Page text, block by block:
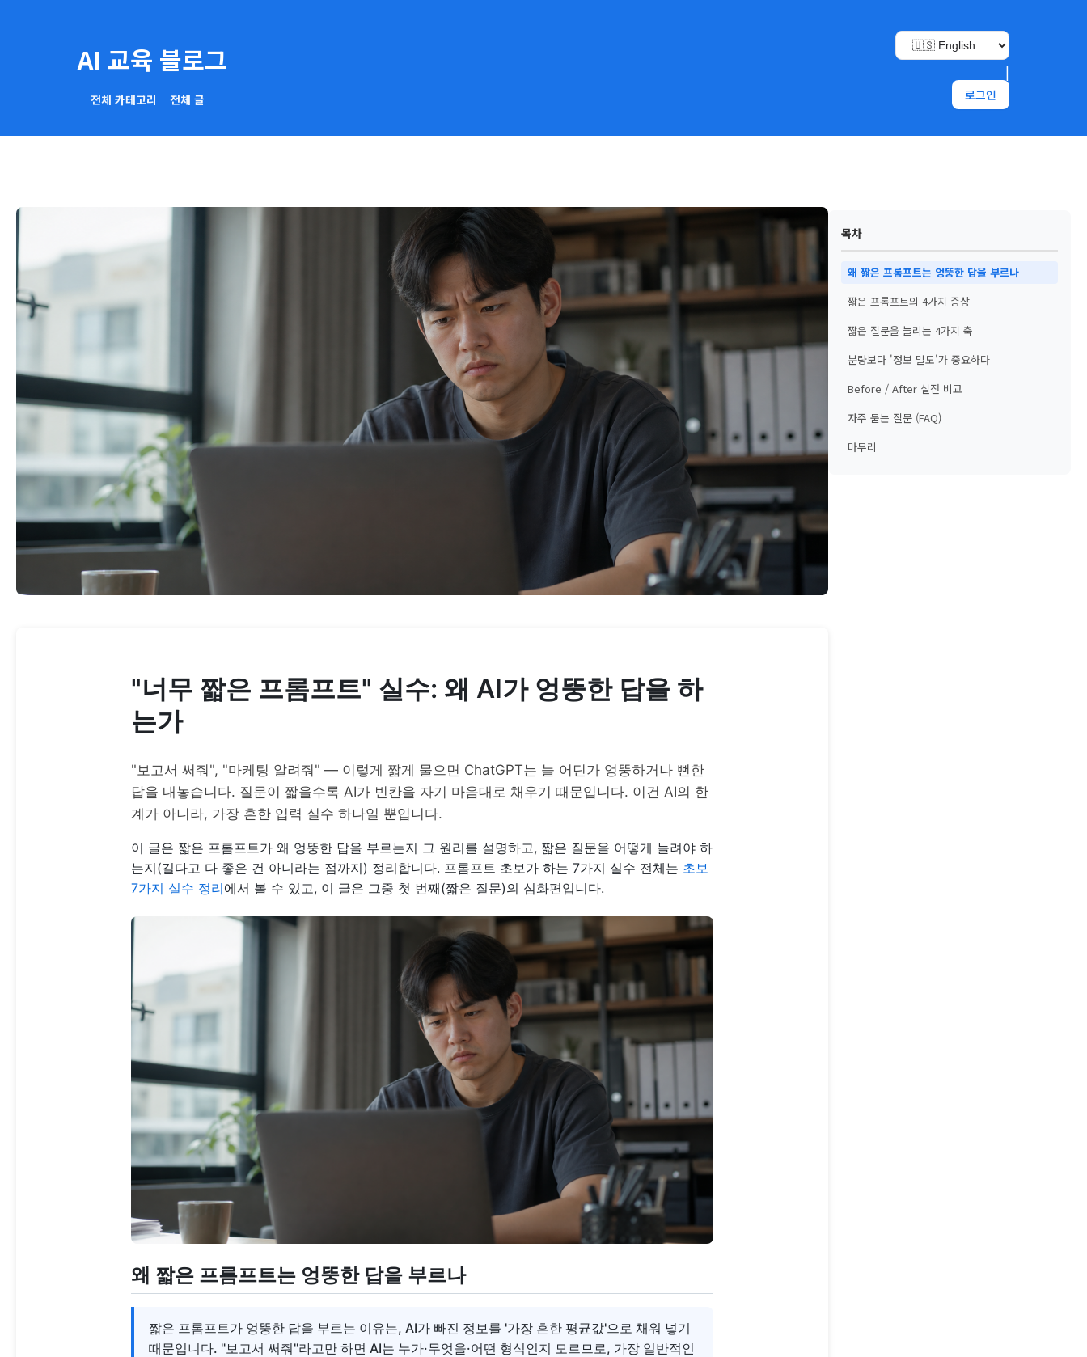
AI 교육 블로그
전체 카테고리 전체 글
|
로그인
"너무 짧은 프롬프트" 실수: 왜 AI가 엉뚱한 답을 하
는가
"보고서 써줘", "마케팅 알려줘" — 이렇게 짧게 물으면 ChatGPT는 늘 어딘가 엉뚱하거나 뻔한
답을 내놓습니다. 질문이 짧을수록 AI가 빈칸을 자기 마음대로 채우기 때문입니다. 이건 AI의 한
계가 아니라, 가장 흔한 입력 실수 하나일 뿐입니다.
이 글은 짧은 프롬프트가 왜 엉뚱한 답을 부르는지 그 원리를 설명하고, 짧은 질문을 어떻게 늘려야 하
는지(길다고 다 좋은 건 아니라는 점까지) 정리합니다. 프롬프트 초보가 하는 7가지 실수 전체는 초보
7가지 실수 정리에서 볼 수 있고, 이 글은 그중 첫 번째(짧은 질문)의 심화편입니다.
왜 짧은 프롬프트는 엉뚱한 답을 부르나
짧은 프롬프트가 엉뚱한 답을 부르는 이유는, AI가 빠진 정보를 '가장 흔한 평균값'으로 채워 넣기
때문입니다. "보고서 써줘"라고만 하면 AI는 누가·무엇을·어떤 형식인지 모르므로, 가장 일반적인
목차
왜 짧은 프롬프트는 엉뚱한 답을 부르나
짧은 프롬프트의 4가지 증상
짧은 질문을 늘리는 4가지 축
분량보다 '정보 밀도'가 중요하다
Before / After 실전 비교
자주 묻는 질문 (FAQ)
마무리